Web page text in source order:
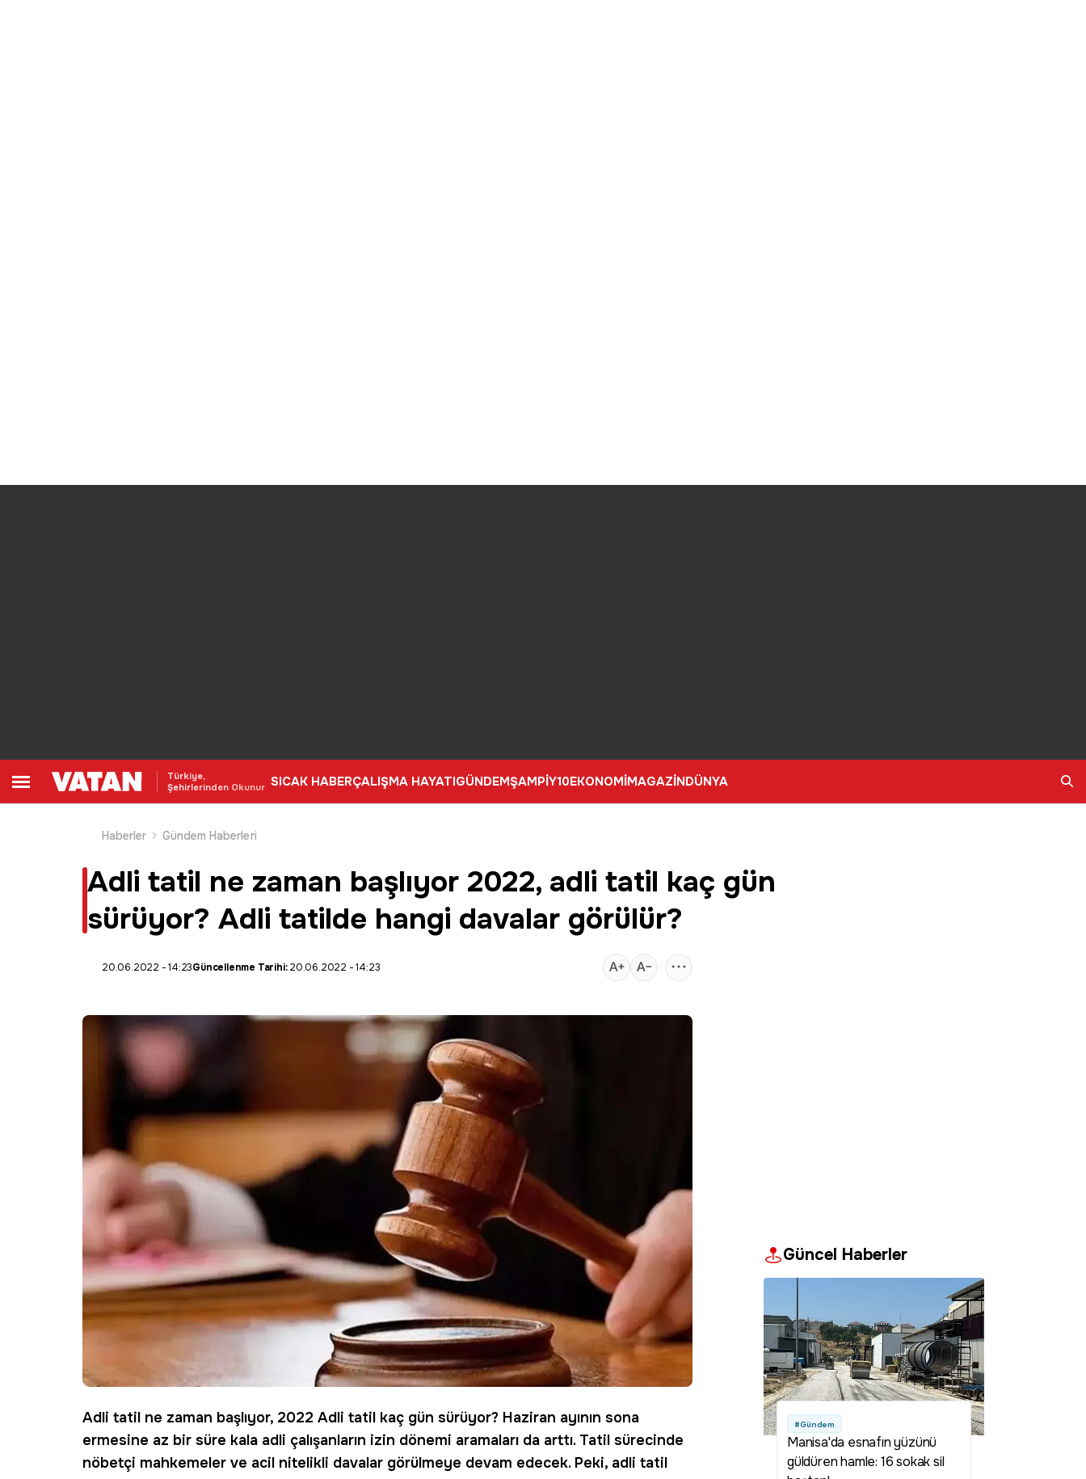
Türkiye,
Şehirlerinden Okunur SICAK HABERÇALIŞMA HAYATIGÜNDEMŞAMPİY10EKONOMİMAGAZİNDÜNYA
Haberler
Gündem Haberleri
Adli tatil ne zaman başlıyor 2022, adli tatil kaç gün
sürüyor? Adli tatilde hangi davalar görülür?
20.06.2022 - 14:23Güncellenme Tarihi:20.06.2022 - 14:23
Adli tatil ne zaman başlıyor, 2022 Adli tatil kaç gün sürüyor? Haziran ayının sona
ermesine az bir süre kala adli çalışanların izin dönemi aramaları da arttı. Tatil sürecinde
nöbetçi mahkemeler ve acil nitelikli davalar görülmeye devam edecek. Peki, adli tatil
Güncel Haberler
#Gündem
Manisa'da esnafın yüzünü
güldüren hamle: 16 sokak sil